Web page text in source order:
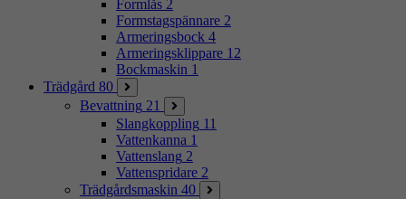
Formlås 2
Formstagspännare 2
Armeringsbock 4
Armeringsklippare 12
Bockmaskin 1
Trädgård 80
Bevattning 21
Slangkoppling 11
Vattenkanna 1
Vattenslang 2
Vattenspridare 2
Trädgårdsmaskin 40